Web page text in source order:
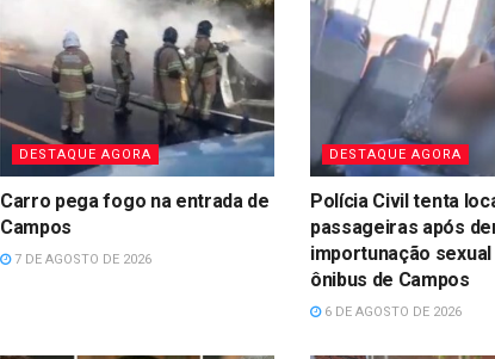
DESTAQUE AGORA
Carro pega fogo na entrada de
Campos
7 DE AGOSTO DE 2026
DESTAQUE AGORA
Polícia Civil tenta
passageiras após
importunação sexual
ônibus de Campos
6 DE AGOSTO DE 2026